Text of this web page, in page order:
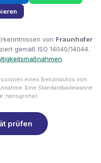
von Fraunhofer
gemäß ISO 14040/14044.
.
eines Benzinautos von
Eine Standardbadewanne
hansgrohe).
prüfen